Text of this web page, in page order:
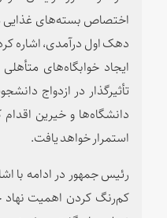
اختصاص بسته‌های غذایی
دهک اول درآمدی، اشاره
ایجاد خوابگاه‌های
تأثیرگذار در ازدواج
دانشگاه‌ها و خیرین
استمرار خواهد یافت.
رئیس جمهور در ادامه با
کم‌رنگ کردن اهمیت نهاد